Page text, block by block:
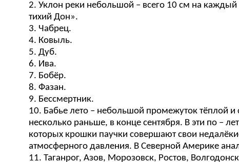
2. Уклон реки небольшой – всего 10 см на каждый
тихий Дон».
3. Чабрец.
4. Ковыль.
5. Дуб.
6. Ива.
7. Бобёр.
8. Фазан.
9. Бессмертник.
10. Бабье лето – небольшой промежуток тёплой и
несколько раньше, в конце сентября. В эти по –
которых крошки паучки совершают свои
атмосферного давления. В Северной Америке
11. Таганрог, Азов, Морозовск, Ростов,